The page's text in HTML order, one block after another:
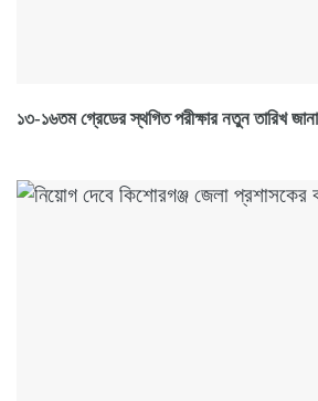
১৩-১৬তম গ্রেডের স্থগিত পরীক্ষার নতুন তারিখ